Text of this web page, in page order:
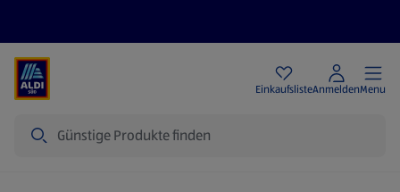
EinkaufslisteAnmeldenMenu